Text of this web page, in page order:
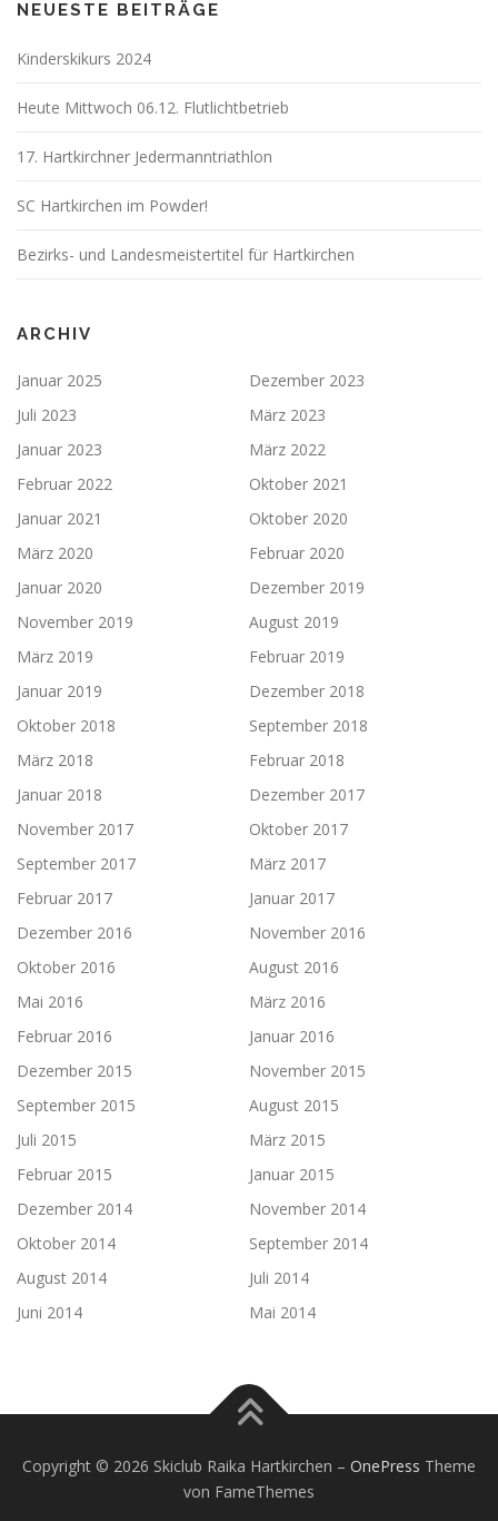
NEUESTE BEITRÄGE
Kinderskikurs 2024
Heute Mittwoch 06.12. Flutlichtbetrieb
17. Hartkirchner Jedermanntriathlon
SC Hartkirchen im Powder!
Bezirks- und Landesmeistertitel für Hartkirchen
ARCHIV
Januar 2025
Dezember 2023
Juli 2023
März 2023
Januar 2023
März 2022
Februar 2022
Oktober 2021
Januar 2021
Oktober 2020
März 2020
Februar 2020
Januar 2020
Dezember 2019
November 2019
August 2019
März 2019
Februar 2019
Januar 2019
Dezember 2018
Oktober 2018
September 2018
März 2018
Februar 2018
Januar 2018
Dezember 2017
November 2017
Oktober 2017
September 2017
März 2017
Februar 2017
Januar 2017
Dezember 2016
November 2016
Oktober 2016
August 2016
Mai 2016
März 2016
Februar 2016
Januar 2016
Dezember 2015
November 2015
September 2015
August 2015
Juli 2015
März 2015
Februar 2015
Januar 2015
Dezember 2014
November 2014
Oktober 2014
September 2014
August 2014
Juli 2014
Juni 2014
Mai 2014
Copyright © 2026 Skiclub Raika Hartkirchen – OnePress Theme
von FameThemes